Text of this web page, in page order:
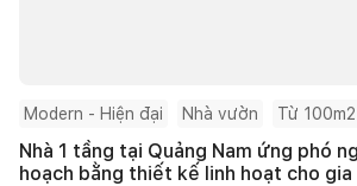
Modern - Hiện đại Nhà vườn Từ
Nhà 1 tầng tại Quảng Nam ứng phó
hoạch bằng thiết kế linh hoạt cho